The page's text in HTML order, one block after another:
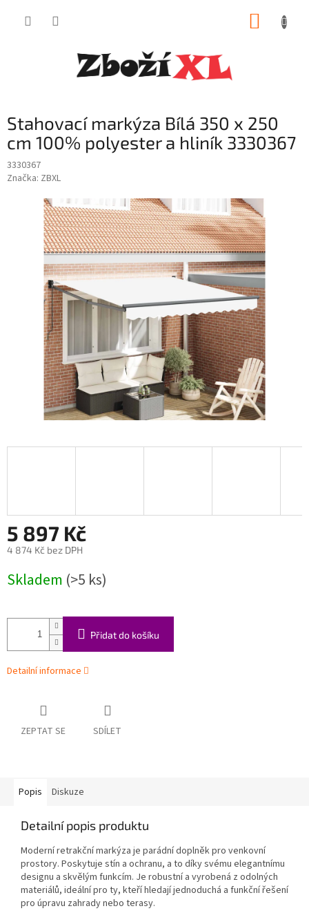
Stahovací markýza Bílá 350 x 250
cm 100% polyester a hliník 3330367
3330367
Značka: ZBXL
5 897 Kč
4 874 Kč bez DPH
cena:
Skladem (>5 ks)
Přidat do košíku
Detailní informace
ZEPTAT SE SDÍLET
Popis Diskuze
Detailní popis produktu
Moderní retrakční markýza je parádní doplněk pro venkovní
prostory. Poskytuje stín a ochranu, a to díky svému elegantnímu
designu a skvělým funkcím. Je robustní a vyrobená z odolných
materiálů, ideální pro ty, kteří hledají jednoduchá a funkční řešení
pro úpravu zahrady nebo terasy.